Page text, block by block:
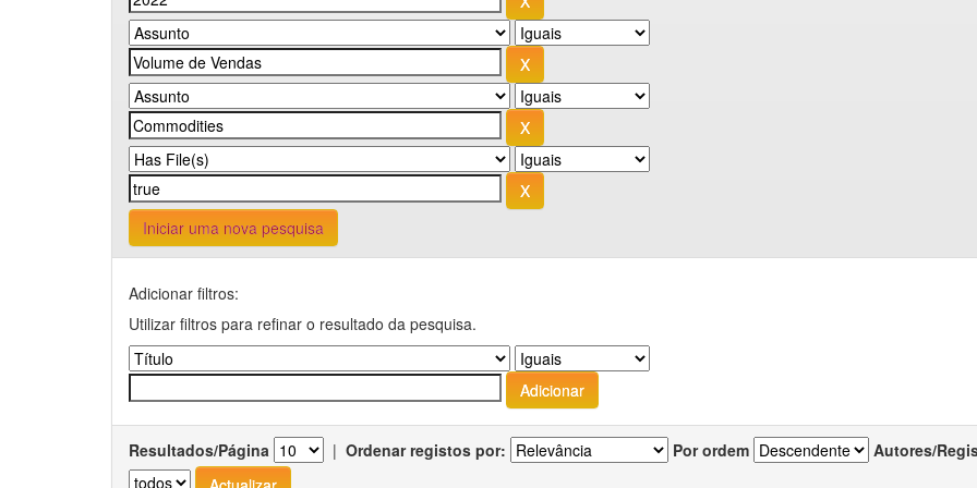
Iniciar uma nova pesquisa
Adicionar filtros:
Utilizar filtros para refinar o resultado da pesquisa.
Resultados/Página | Ordenar registos por: Por ordem Autores/